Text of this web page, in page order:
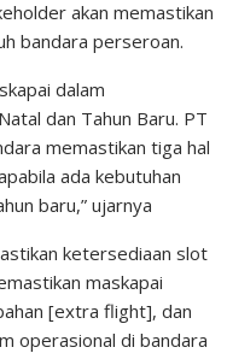
akan memastikan
bandara perseroan.
dalam
dan Tahun Baru. PT
memastikan tiga hal
ada kebutuhan
baru,” ujarnya
ketersediaan slot
maskapai
[extra flight], dan
operasional di bandara